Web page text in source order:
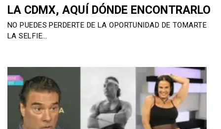
LA CDMX, AQUÍ DÓNDE ENCONTRARLO
NO PUEDES PERDERTE DE LA OPORTUNIDAD DE TOMARTE
LA SELFIE…